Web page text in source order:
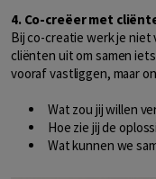
4. Co-creëer met
Bij co-creatie werk je niet
cliënten uit om samen
vooraf vastliggen, maar
Wat zou jij willen
Hoe zie jij de
Wat kunnen we